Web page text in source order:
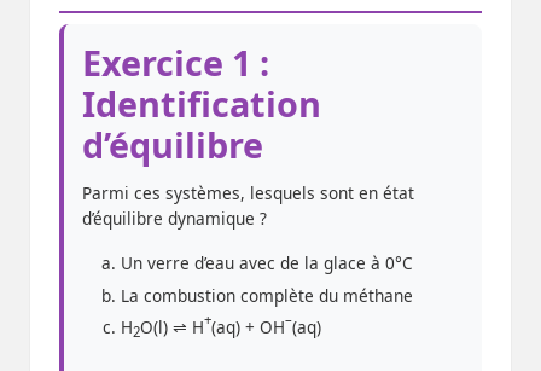
Exercice 1 :
Identification
d’équilibre
Parmi ces systèmes, lesquels sont en état
d’équilibre dynamique ?
Un verre d’eau avec de la glace à 0°C
La combustion complète du méthane
H2O(l) ⇌ H+(aq) + OH–(aq)